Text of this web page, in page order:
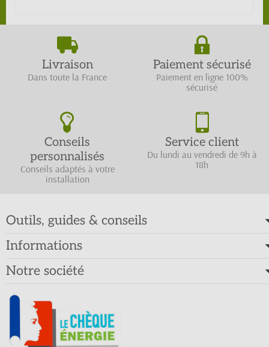
Livraison
Dans toute la France
Paiement sécurisé
Paiement en ligne 100%
sécurisé
Conseils
personnalisés
Conseils adaptés à votre
installation
Service client
Du lundi au vendredi de 9h à
18h
Outils, guides & conseils
Informations
Notre société